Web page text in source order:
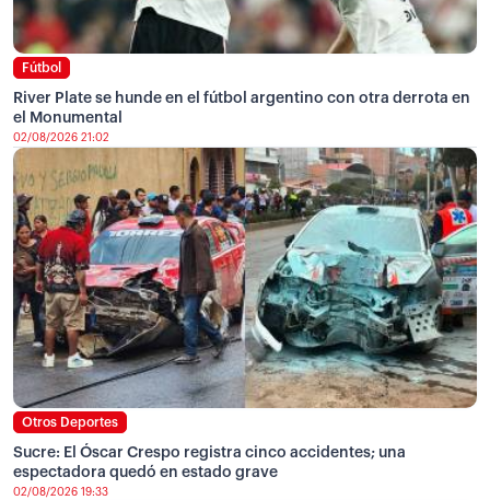
Fútbol
River Plate se hunde en el fútbol argentino con otra derrota en
el Monumental
02/08/2026 21:02
Otros Deportes
Sucre: El Óscar Crespo registra cinco accidentes; una
espectadora quedó en estado grave
02/08/2026 19:33